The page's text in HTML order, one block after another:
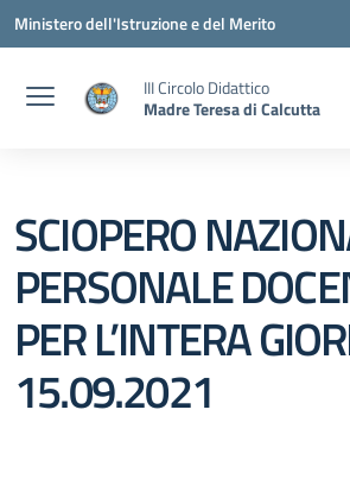
Vai ai contenuti
Vai al menu di navigazione
Vai al footer
Ministero dell'Istruzione e del Merito
III Circolo Didattico
Madre Teresa di Calcutta
SCIOPERO
PERSONALE
PER L’INTERA
15.09.2021